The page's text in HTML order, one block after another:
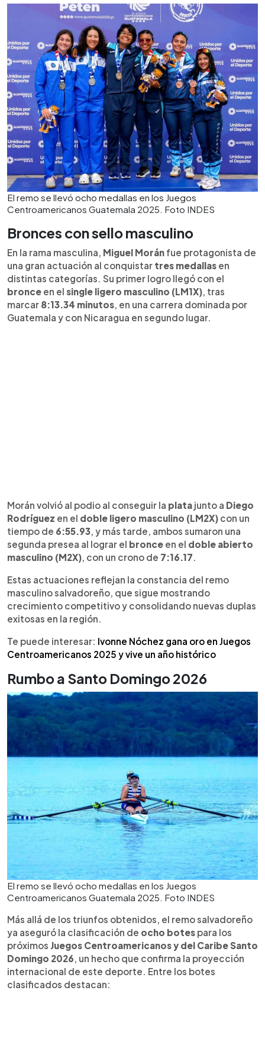
El remo se llevó ocho medallas en los Juegos
Centroamericanos Guatemala 2025. Foto INDES
Bronces con sello masculino
En la rama masculina, Miguel Morán fue protagonista de
una gran actuación al conquistar tres medallas en
distintas categorías. Su primer logro llegó con el
bronce en el single ligero masculino (LM1X), tras
marcar 8:13.34 minutos, en una carrera dominada por
Guatemala y con Nicaragua en segundo lugar.
Morán volvió al podio al conseguir la plata junto a Diego
Rodríguez en el doble ligero masculino (LM2X) con un
tiempo de 6:55.93, y más tarde, ambos sumaron una
segunda presea al lograr el bronce en el doble abierto
masculino (M2X), con un crono de 7:16.17.
Estas actuaciones reflejan la constancia del remo
masculino salvadoreño, que sigue mostrando
crecimiento competitivo y consolidando nuevas duplas
exitosas en la región.
Te puede interesar: Ivonne Nóchez gana oro en Juegos
Centroamericanos 2025 y vive un año histórico
Rumbo a Santo Domingo 2026
El remo se llevó ocho medallas en los Juegos
Centroamericanos Guatemala 2025. Foto INDES
Más allá de los triunfos obtenidos, el remo salvadoreño
ya aseguró la clasificación de ocho botes para los
próximos Juegos Centroamericanos y del Caribe Santo
Domingo 2026, un hecho que confirma la proyección
internacional de este deporte. Entre los botes
clasificados destacan: